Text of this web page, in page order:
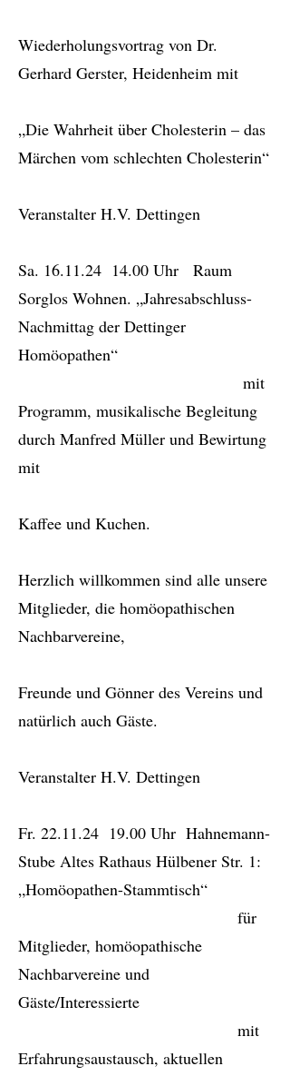
Wiederholungsvortrag von Dr.
Gerhard Gerster, Heidenheim mit
„Die Wahrheit über Cholesterin – das
Märchen vom schlechten Cholesterin“
Veranstalter H.V. Dettingen
Sa. 16.11.24 14.00 Uhr Raum
Sorglos Wohnen. „Jahresabschluss-
Nachmittag der Dettinger
Homöopathen“
mit
Programm, musikalische Begleitung
durch Manfred Müller und Bewirtung
mit
Kaffee und Kuchen.
Herzlich willkommen sind alle unsere
Mitglieder, die homöopathischen
Nachbarvereine,
Freunde und Gönner des Vereins und
natürlich auch Gäste.
Veranstalter H.V. Dettingen
Fr. 22.11.24 19.00 Uhr Hahnemann-
Stube Altes Rathaus Hülbener Str. 1:
„Homöopathen-Stammtisch“
für
Mitglieder, homöopathische
Nachbarvereine und
Gäste/Interessierte
mit
Erfahrungsaustausch, aktuellen